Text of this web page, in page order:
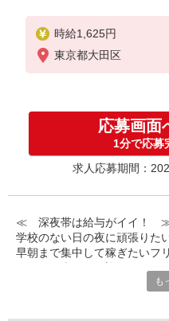
時給1,625円
東京都大田区
応募画面
1分で応募
求人応募期間：
≪ 深夜帯は給与がイイ！
学校のない日の夜に頑張りた
早朝まで集中して稼ぎたいフ
も